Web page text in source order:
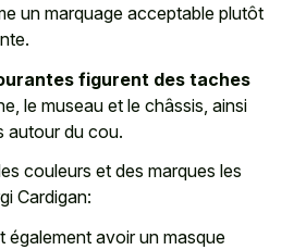
un marquage acceptable plutôt
figurent des taches
le museau et le châssis, ainsi
autour du cou.
couleurs et des marques les
Cardigan:
également avoir un masque